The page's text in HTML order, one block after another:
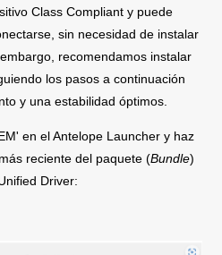
Class Compliant y puede
sin necesidad de instalar
recomendamos instalar
los pasos a continuación
y una estabilidad óptimos.
en el Antelope Launcher y haz
reciente del paquete (Bundle)
Driver: